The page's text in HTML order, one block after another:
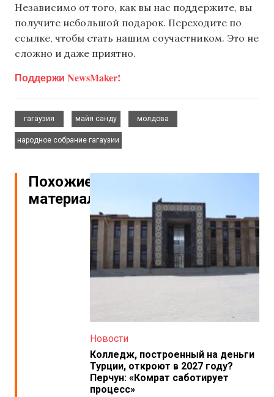
Независимо от того, как вы нас поддержите, вы
получите небольшой подарок. Переходите по
ссылке, чтобы стать нашим соучастником. Это не
сложно и даже приятно.
Поддержи NewsMaker!
гагаузия
майя санду
молдова
народное собрание гагаузии
Похожие
материалы
Новости
Колледж, построенный на деньги
Турции, откроют в 2027 году?
Перчун: «Комрат саботирует
процесс»